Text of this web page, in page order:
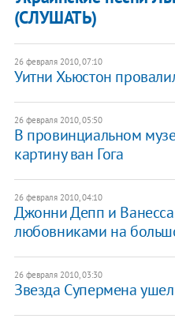
(СЛУШАТЬ)
26 февраля 2010, 07:10
Уитни Хьюстон
26 февраля 2010, 05:50
В провинциальном
картину ван Гога
26 февраля 2010, 04:10
Джонни Депп и Ванесса
любовниками на
26 февраля 2010, 03:30
Звезда Супермена